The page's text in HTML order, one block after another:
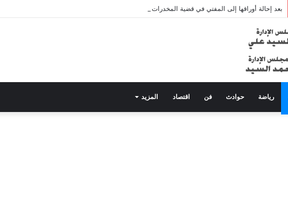
بعد إحالة أوراقها إلى المفتي في قضية المخدرات الكبرى.. من هي سارة خليفة؟
رياضة حوادث فن اقتصاد المزيد